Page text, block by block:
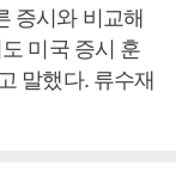
증시와 비교해
미국 증시 훈
말했다. 류수재